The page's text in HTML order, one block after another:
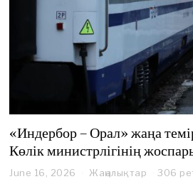
«Индербор – Орал» жаңа
Көлік министрлігінің
June 16, 2026 Жаңалықтар 306